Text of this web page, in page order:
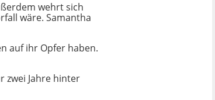
wehrt sich
wäre. Samantha
auf ihr Opfer haben.
zwei Jahre hinter